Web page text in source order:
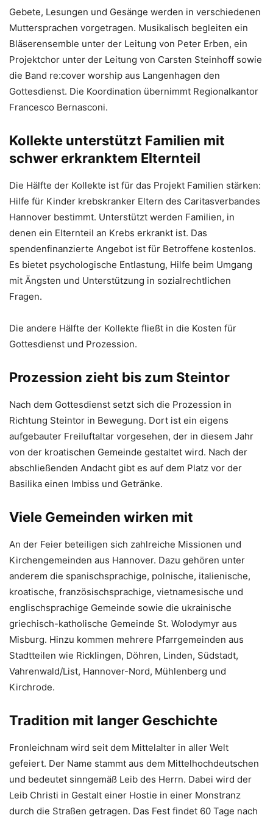
Gebete, Lesungen und Gesänge werden in verschiedenen
Muttersprachen vorgetragen. Musikalisch begleiten ein
Bläserensemble unter der Leitung von Peter Erben, ein
Projektchor unter der Leitung von Carsten Steinhoff sowie
die Band re:cover worship aus Langenhagen den
Gottesdienst. Die Koordination übernimmt Regionalkantor
Francesco Bernasconi.
Kollekte unterstützt Familien mit
schwer erkranktem Elternteil
Die Hälfte der Kollekte ist für das Projekt Familien stärken:
Hilfe für Kinder krebskranker Eltern des Caritasverbandes
Hannover bestimmt. Unterstützt werden Familien, in
denen ein Elternteil an Krebs erkrankt ist. Das
spendenfinanzierte Angebot ist für Betroffene kostenlos.
Es bietet psychologische Entlastung, Hilfe beim Umgang
mit Ängsten und Unterstützung in sozialrechtlichen
Fragen.
Die andere Hälfte der Kollekte fließt in die Kosten für
Gottesdienst und Prozession.
Prozession zieht bis zum Steintor
Nach dem Gottesdienst setzt sich die Prozession in
Richtung Steintor in Bewegung. Dort ist ein eigens
aufgebauter Freiluftaltar vorgesehen, der in diesem Jahr
von der kroatischen Gemeinde gestaltet wird. Nach der
abschließenden Andacht gibt es auf dem Platz vor der
Basilika einen Imbiss und Getränke.
Viele Gemeinden wirken mit
An der Feier beteiligen sich zahlreiche Missionen und
Kirchengemeinden aus Hannover. Dazu gehören unter
anderem die spanischsprachige, polnische, italienische,
kroatische, französischsprachige, vietnamesische und
englischsprachige Gemeinde sowie die ukrainische
griechisch-katholische Gemeinde St. Wolodymyr aus
Misburg. Hinzu kommen mehrere Pfarrgemeinden aus
Stadtteilen wie Ricklingen, Döhren, Linden, Südstadt,
Vahrenwald/List, Hannover-Nord, Mühlenberg und
Kirchrode.
Tradition mit langer Geschichte
Fronleichnam wird seit dem Mittelalter in aller Welt
gefeiert. Der Name stammt aus dem Mittelhochdeutschen
und bedeutet sinngemäß Leib des Herrn. Dabei wird der
Leib Christi in Gestalt einer Hostie in einer Monstranz
durch die Straßen getragen. Das Fest findet 60 Tage nach